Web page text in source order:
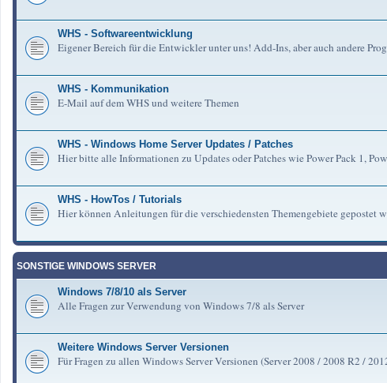
WHS - Softwareentwicklung
Eigener Bereich für die Entwickler unter uns! Add-Ins, aber auch andere
WHS - Kommunikation
E-Mail auf dem WHS und weitere Themen
WHS - Windows Home Server Updates / Patches
Hier bitte alle Informationen zu Updates oder Patches wie Power Pack 1,
WHS - HowTos / Tutorials
Hier können Anleitungen für die verschiedensten Themengebiete gepostet
SONSTIGE WINDOWS SERVER
Windows 7/8/10 als Server
Alle Fragen zur Verwendung von Windows 7/8 als Server
Weitere Windows Server Versionen
Für Fragen zu allen Windows Server Versionen (Server 2008 / 2008 R2 /